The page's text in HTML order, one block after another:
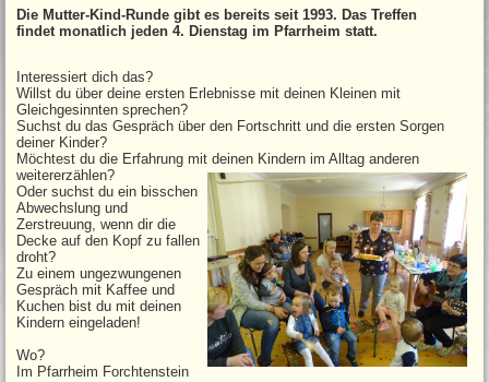
Die Mutter-Kind-Runde gibt es bereits seit 1993. Das Treffen
findet monatlich jeden 4. Dienstag im Pfarrheim statt.
Interessiert dich das?
Willst du über deine ersten Erlebnisse mit deinen Kleinen mit
Gleichgesinnten sprechen?
Suchst du das Gespräch über den Fortschritt und die ersten Sorgen
deiner Kinder?
Möchtest du die Erfahrung mit deinen Kindern im Alltag anderen
weitererzählen?
Oder suchst du ein bisschen
Abwechslung und
Zerstreuung, wenn dir die
Decke auf den Kopf zu fallen
droht?
Zu einem ungezwungenen
Gespräch mit Kaffee und
Kuchen bist du mit deinen
Kindern eingeladen!
Wo?
Im Pfarrheim Forchtenstein